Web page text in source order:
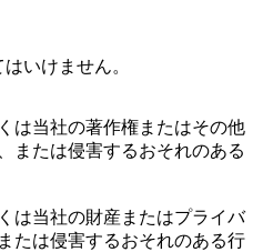
いけません。
は当社の著作権またはその他
または侵害するおそれのある
は当社の財産またはプライバ
たは侵害するおそれのある行